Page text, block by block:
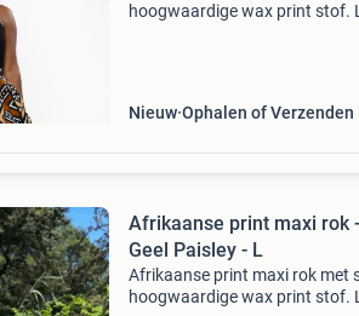
hoogwaardige wax print stof.
Nieuw Ophalen of Verzenden
Afrikaanse print maxi rok
Geel Paisley - L
Afrikaanse print maxi rok met
hoogwaardige wax print stof.